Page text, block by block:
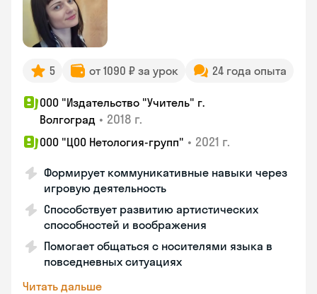
5 от 1090 ₽ за урок 24 года опыта
ООО "Издательство "Учитель" г.
Волгоград • 2018 г.
ООО "ЦОО Нетология-групп" • 2021 г.
Формирует коммуникативные навыки через
игровую деятельность
Способствует развитию артистических
способностей и воображения
Помогает общаться с носителями языка в
повседневных ситуациях
Читать дальше